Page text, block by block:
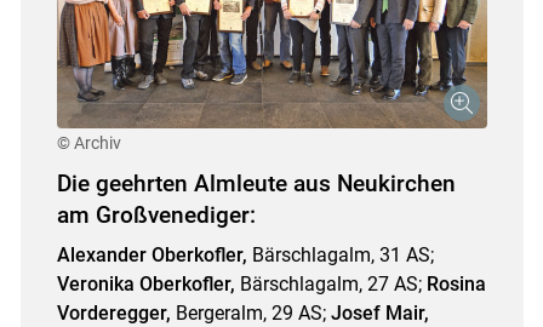
© Archiv
Die geehrten Almleute aus Neukirchen
am Großvenediger:
Alexander Oberkofler, Bärschlagalm, 31 AS;
Veronika Oberkofler, Bärschlagalm, 27 AS; Rosina
Vorderegger, Bergeralm, 29 AS; Josef Mair,